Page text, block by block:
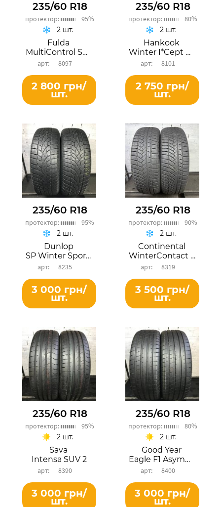
235/60 R18
протектор: 95%
Fulda
MultiControl SUV
8097
2 шт.
2 800 грн/
шт.
235/60 R18
протектор: 80%
Hankook
Winter I*Cept Evo 2 SUV
8101
2 шт.
2 750 грн/
шт.
235/60 R18
протектор: 95%
Dunlop
SP Winter Sport 3D
8235
2 шт.
3 000 грн/
шт.
235/60 R18
протектор: 90%
Continental
WinterContact TS 850P
8319
2 шт.
3 500 грн/
шт.
235/60 R18
протектор: 95%
Sava
Intensa SUV 2
8390
2 шт.
3 000 грн/
шт.
235/60 R18
протектор: 80%
Good Year
Eagle F1 Asymmetric 5
8400
2 шт.
3 000 грн/
шт.